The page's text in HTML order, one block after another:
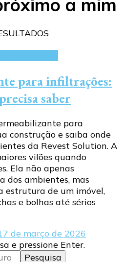
a mim
para infiltrações:
saber
para
construção e saiba onde
da Revest Solution. A
vilões quando
Ela não apenas
dos ambientes, mas
estrutura de um imóvel,
e bolhas até sérios
de março de 2026
e pressione Enter.